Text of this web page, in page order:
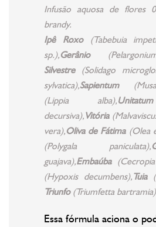
Infusão aquosa de flores
brandy.
Ipê Roxo(Tabebuia
sp.),Gerânio(
Silvestre(Solidago
sylvatica),Sapientum(
(Lippia alba),Unitatum
decursiva),Vitória(
vera),Oliva de Fátima(Olea
(Polygala paniculata),
guajava),Embaúba(
(Hypoxis decumbens),Tuia(
Triunfo(Triumfetta bartramia
Essa fórmula aciona o